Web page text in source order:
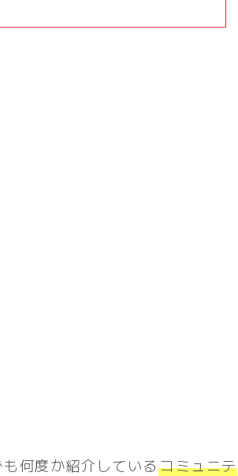
何度か紹介している コミュニテ